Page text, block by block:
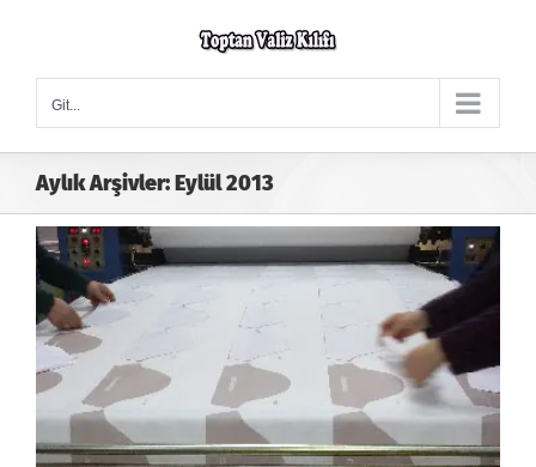
Git...
Aylık Arşivler:Eylül 2013